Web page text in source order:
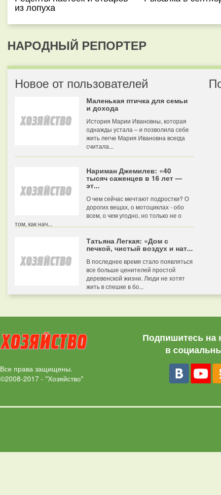
из лопуха
НАРОДНЫЙ РЕПОРТЕР
Новое от пользователей
Маленькая птичка для семьи
и дохода
История Марии Ивановны, которая
однажды устала – и позволила себе
жить легче Мария Ивановна всегда
считала...
Нариман Джемилев: «40
тысяч саженцев в 16 лет —
эт...
О чем сейчас мечтают подростки? О
дорогих вещах, о мотоциклах - обо
всем, о чем угодно, но только не о
том, как нач...
Татьяна Легкая: «Дом с
печкой, чистый воздух и нат...
В последнее время стало появляться
все больше ценителей простой
деревенской жизни. Люди не хотят
жить в спешке в бо...
Все права защищены.
©2008-2017 - "Хозяйство"
Подпишитесь на
в